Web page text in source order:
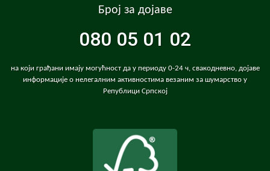
Број за дојаве
080 05 01 02
на који грађани имају могућност да у периоду 0-24 ч, свакодневно, дојаве
информације о нелегалним активностима везаним за шумарство у
Републици Српској